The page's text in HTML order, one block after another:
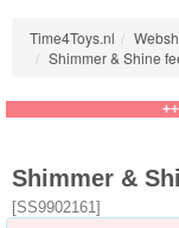
Baby
Born
Baby
Knuffels
Time4Toys.nl
Shimmer & Shine
+++
Shimmer &
[SS9902161]